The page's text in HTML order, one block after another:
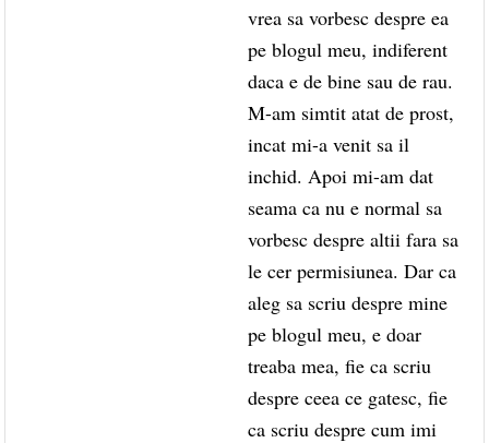
vrea sa vorbesc despre ea
pe blogul meu, indiferent
daca e de bine sau de rau.
M-am simtit atat de prost,
incat mi-a venit sa il
inchid. Apoi mi-am dat
seama ca nu e normal sa
vorbesc despre altii fara sa
le cer permisiunea. Dar ca
aleg sa scriu despre mine
pe blogul meu, e doar
treaba mea, fie ca scriu
despre ceea ce gatesc, fie
ca scriu despre cum imi